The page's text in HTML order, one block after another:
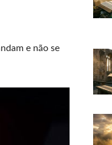
e não se